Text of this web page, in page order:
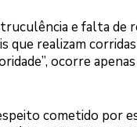
e falta de
que realizam
ocorre
cometido por